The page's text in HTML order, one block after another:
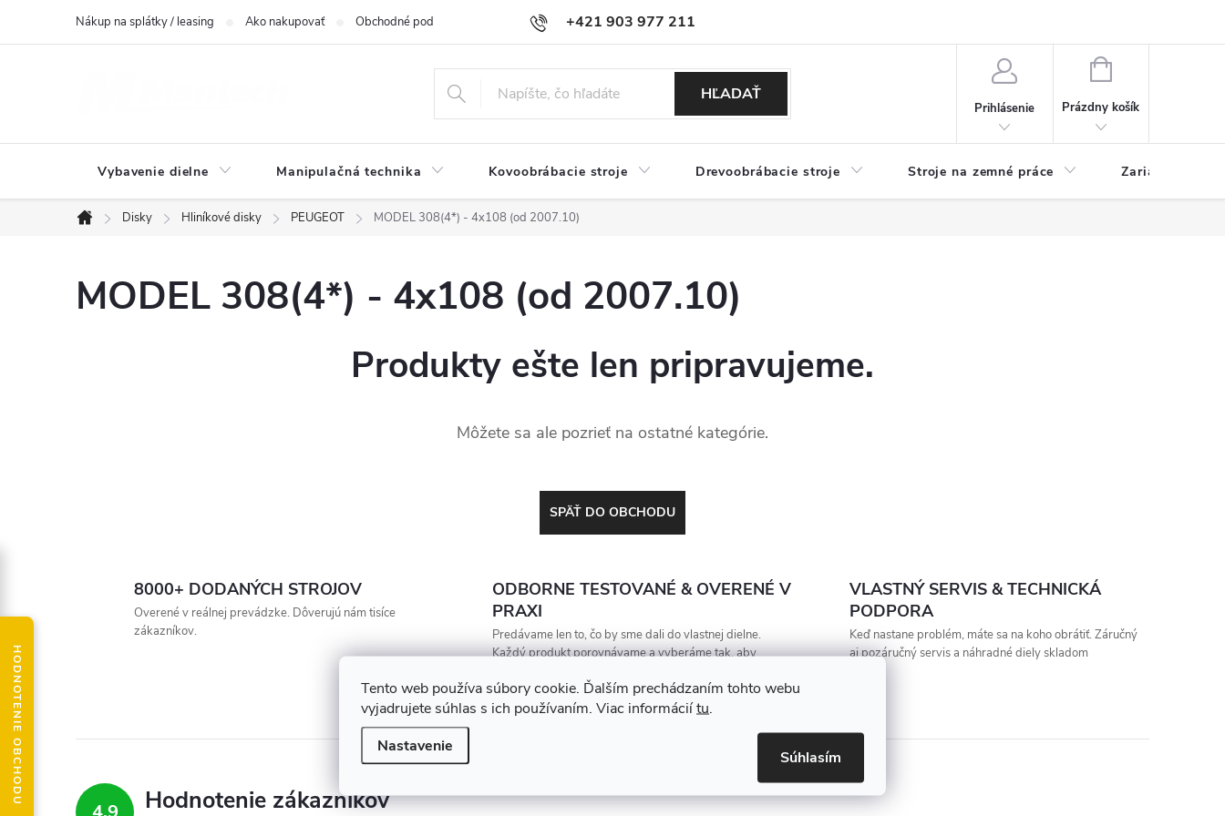
Tento web používa súbory cookie. Ďalším prechádzaním tohto webu
vyjadrujete súhlas s ich používaním. Viac informáciítu.
Nastavenie
Súhlasím
+421 903 977 211
Nákup na splátky / leasing Ako nakupovať Obchodné podmienky Podmienky ochrany osobných údajov
HĽADAŤ
Prihlásenie
NÁKUPNÝ
Prázdny košík
Vybavenie dielne Manipulačná technika Kovoobrábacie stroje Drevoobrábacie stroje Stroje na zemné práce Zariadenia na
Domov
Disky Hliníkové disky PEUGEOT MODEL 308(4*) - 4x108 (od 2007.10)
MODEL 308(4*) - 4x108 (od 2007.10)
Produkty ešte len pripravujeme.
Môžete sa ale pozrieť na ostatné kategórie.
SPÄŤ DO OBCHODU
8000+ DODANÝCH STROJOV
Overené v reálnej prevádzke. Dôverujú nám tisíce
zákazníkov.
ODBORNE TESTOVANÉ & OVERENÉ V
PRAXI
Predávame len to, čo by sme dali do vlastnej dielne.
Každý produkt porovnávame a vyberáme tak, aby
VLASTNÝ SERVIS & TECHNICKÁ
PODPORA
Keď nastane problém, máte sa na koho obrátiť. Záručný
aj pozáručný servis a náhradné diely skladom
Hodnotenie zákazníkov
HODNOTENIE OBCHODU